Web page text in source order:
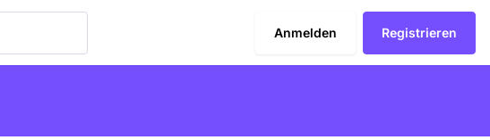
Anmelden Registrieren